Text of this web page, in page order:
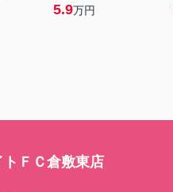
5.9万円
ＦＣ倉敷東店